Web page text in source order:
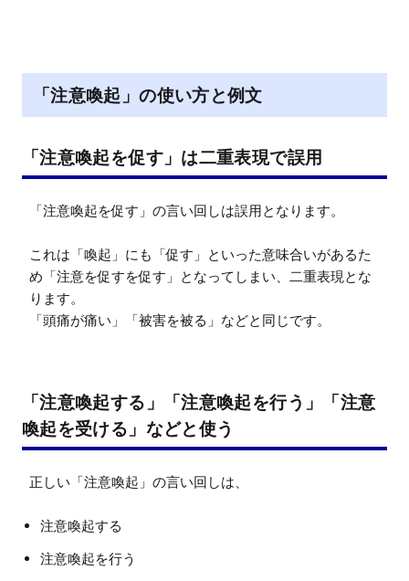
「注意喚起」の使い方と例文
「注意喚起を促す」は二重表現で誤用
「注意喚起を促す」の言い回しは誤用となります。
これは「喚起」にも「促す」といった意味合いがあるた
め「注意を促すを促す」となってしまい、二重表現とな
ります。
「頭痛が痛い」「被害を被る」などと同じです。
「注意喚起する」「注意喚起を行う」「注意
喚起を受ける」などと使う
注意喚起する
注意喚起を行う